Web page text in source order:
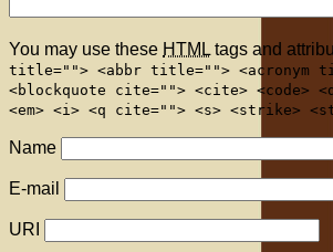
You may use these HTML tags and
title=""> <abbr title=""> <acronym
<blockquote cite=""> <cite> <code>
<em> <i> <q cite=""> <s> <strike>
Name
E-mail
URI